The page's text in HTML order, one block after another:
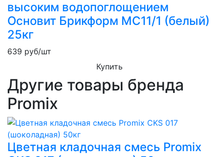
высоким водопоглощением
Основит Брикформ MC11/1 (белый)
25кг
639 руб/шт
Купить
Другие товары бренда
Promix
Цветная кладочная смесь Promix